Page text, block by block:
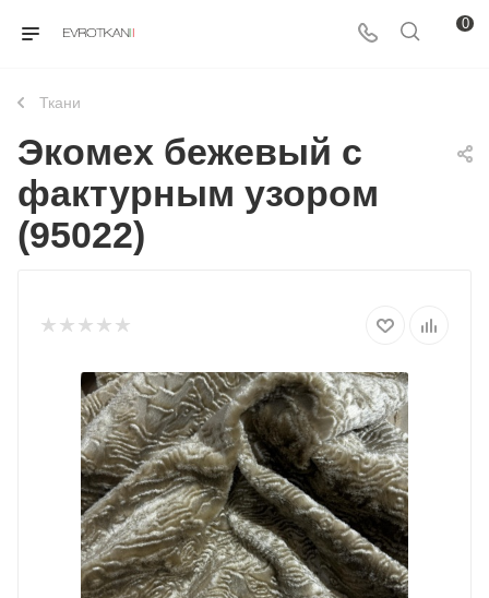
0
Ткани
Экомех бежевый с
фактурным узором
(95022)